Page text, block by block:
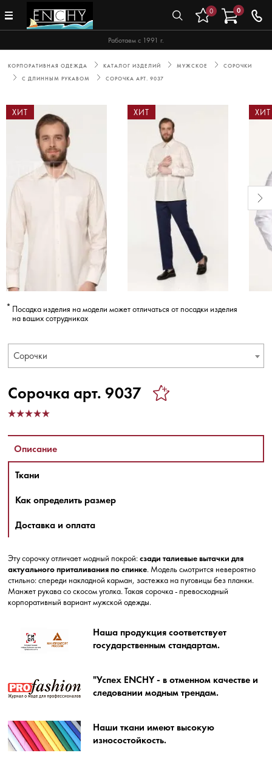
Работаем с 1991 г.
0 0
КОРПОРАТИВНАЯ ОДЕЖДА КАТАЛОГ ИЗДЕЛИЙ МУЖСКОЕ
СОРОЧКИ
С ДЛИННЫМ РУКАВОМ
СОРОЧКА АРТ. 9037
ХИТ ХИТ ХИТ
Посадка изделия на модели может отличаться от посадки изделия
на ваших сотрудниках
Сорочки
Сорочка арт. 9037
Описание
Ткани
Как определить размер
Доставка и оплата
Эту сорочку отличает модный покрой:сзади талиевые вытачки для
актуального приталивания по спинке. Модель смотрится невероятно
стильно: спереди накладной карман, застежка на пуговицы без планки.
Манжет рукава со скосом уголка. Такая сорочка - превосходный
корпоративный вариант мужской одежды.
Наша продукция соответствует
государственным стандартам.
"Успех ENCHY - в отменном качестве и
следовании модным трендам.
Наши ткани имеют высокую
износостойкость.